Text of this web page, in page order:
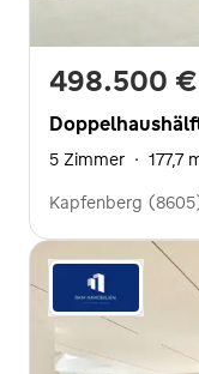
498.500 €
5 Zimmer · 177,7
Kapfenberg